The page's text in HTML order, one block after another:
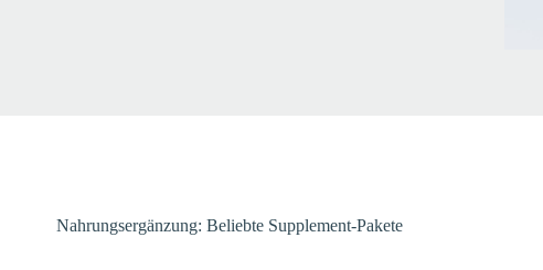
Nahrungsergänzung: Beliebte Supplement-Pakete